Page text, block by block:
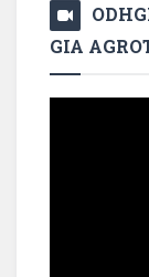
GIA